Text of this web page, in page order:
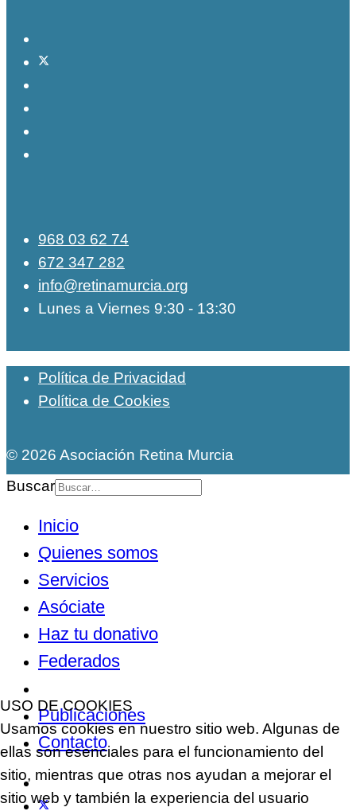
968 03 62 74
672 347 282
info@retinamurcia.org
Lunes a Viernes 9:30 - 13:30
Política de Privacidad
Política de Cookies
© 2026 Asociación Retina Murcia
Buscar
Inicio
Quienes somos
Servicios
Asóciate
Haz tu donativo
Federados
Publicaciones
Contacto
USO DE COOKIES
Usamos cookies en nuestro sitio web. Algunas de
ellas son esenciales para el funcionamiento del
sitio, mientras que otras nos ayudan a mejorar el
sitio web y también la experiencia del usuario